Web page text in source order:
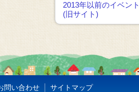
2013年以前のイベント
(旧サイト)
問い合わせ サイトマップ